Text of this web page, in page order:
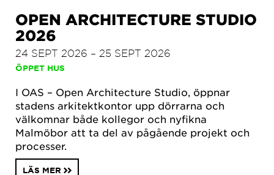
OPEN ARCHITECTURE STUDIO
2026
24 SEPT 2026 – 25 SEPT 2026
ÖPPET HUS
I OAS – Open Architecture Studio, öppnar
stadens arkitektkontor upp dörrarna och
välkomnar både kollegor och nyfikna
Malmöbor att ta del av pågående projekt och
processer.
LÄS MER